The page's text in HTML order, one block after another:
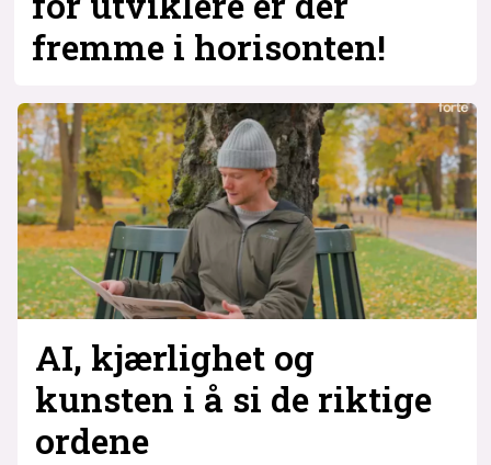
fremme i horisonten!
AI, kjærlighet og
kunsten i å si de riktige
ordene